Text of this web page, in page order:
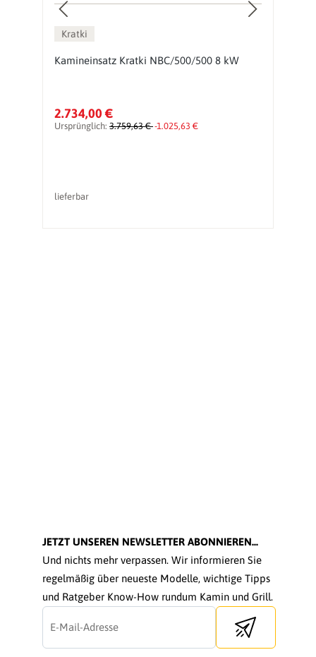
Kratki
Kamineinsatz Kratki NBC/500/500 8 kW
2.734,00 €
Ursprünglich: 3.759,63 €-1.025,63 €
lieferbar
JETZT UNSEREN NEWSLETTER ABONNIEREN...
Und nichts mehr verpassen. Wir informieren Sie
regelmäßig über neueste Modelle, wichtige Tipps
und Ratgeber Know-How rundum Kamin und Grill.
Send newsletter